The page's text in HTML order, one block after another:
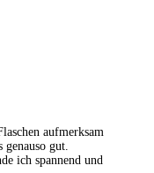
aufmerksam
gut.
ich spannend und